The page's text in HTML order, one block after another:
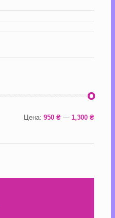
Цена: 950 ₴— 1,300 ₴